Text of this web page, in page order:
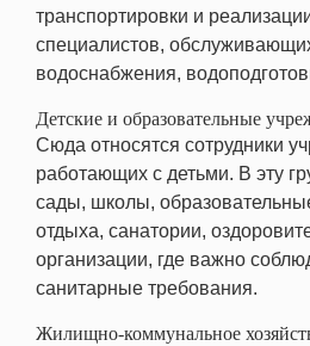
транспортировки и
специалистов,
водоснабжения,
Детские и образовательные
Сюда относятся сотрудники
работающих с детьми. В эту
сады, школы,
отдыха, санатории,
организации, где важно
санитарные требования.
Жилищно-коммунальное